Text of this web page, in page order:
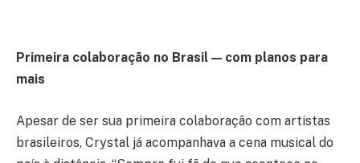
Primeira colaboração no Brasil — com planos para
mais
Apesar de ser sua primeira colaboração com artistas
brasileiros, Crystal já acompanhava a cena musical do